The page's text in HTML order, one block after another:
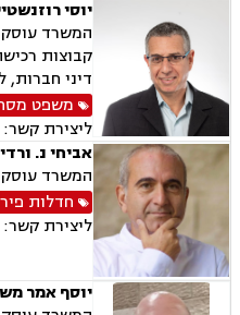
יוסי
המשרד עוסק
קבוצות
דיני חברות, ליווי
משפט
ליצירת קשר:
אביחי נ.
המשרד עוסק
חדלות
ליצירת קשר:
יוסף אמר